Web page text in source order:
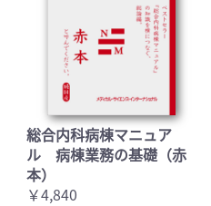
お買い物を続ける
総合内科病棟マニュア
ル 病棟業務の基礎（赤
本）
￥4,840